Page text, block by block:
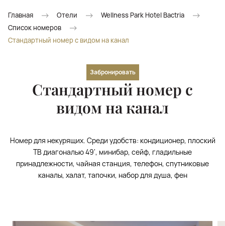
Главная Отели
Wellness Park Hotel Bactria
Список номеров
Стандартный номер с видом на канал
Забронировать
Стандартный номер с
видом на канал
Номер для некурящих. Среди удобств: кондиционер, плоский
ТВ диагональю 49', минибар, сейф, гладильные
принадлежности, чайная станция, телефон, спутниковые
каналы, халат, тапочки, набор для душа, фен